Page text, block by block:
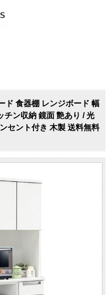
ド 食器棚 レンジボード 幅
チン収納 鏡面 艶あり / 光
セント付き 木製 送料無料